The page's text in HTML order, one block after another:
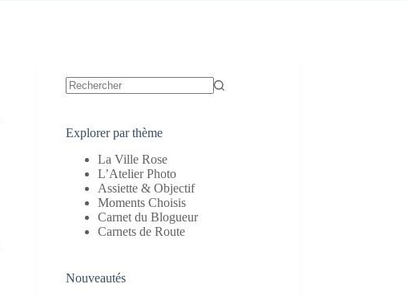
Explorer par thème
La Ville Rose
L’Atelier Photo
Assiette & Objectif
Moments Choisis
Carnet du Blogueur
Carnets de Route
Nouveautés